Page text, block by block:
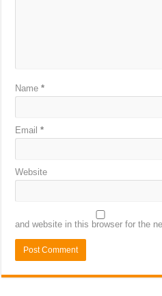
Name*
Email*
Website
and website in this browser for the